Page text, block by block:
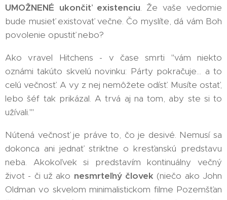
UMOŽNENÉ ukončiť existenciu. Že vaše vedomie
bude musieť existovať večne. Čo myslíte, dá vám Boh
povolenie opustiť nebo?
Ako vravel Hitchens - v čase smrti "vám niekto
oznámi takúto skvelú novinku: Párty pokračuje... a to
celú večnosť. A vy z nej nemôžete odísť. Musíte ostať,
lebo šéf tak prikázal. A trvá aj na tom, aby ste si to
užívali.'"
Nútená večnosť je práve to, čo je desivé. Nemusí sa
dokonca ani jednať striktne o kresťanskú predstavu
neba. Akokoľvek si predstavím kontinuálny večný
život - či už ako nesmrteľný človek (niečo ako John
Oldman vo skvelom minimalistickom filme Pozemšťan